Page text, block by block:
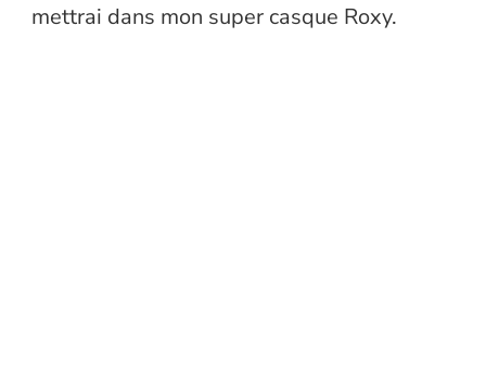
mettrai dans mon super casque Roxy.